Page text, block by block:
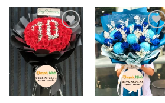
Add to
wishlist
Add to
wishlist